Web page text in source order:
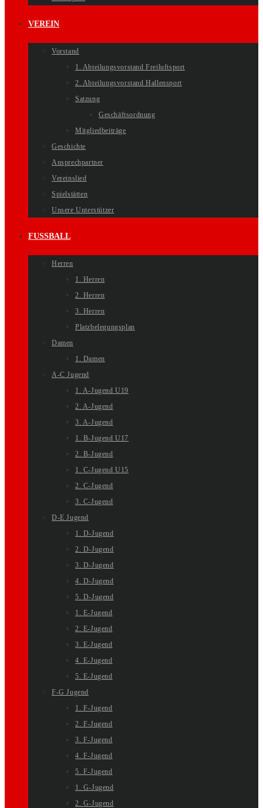
VEREIN
Vorstand
1. Abteilungsvorstand Freiluftsport
2. Abteilungsvorstand Hallensport
Satzung
Geschäftsordnung
Mitgliedbeiträge
Geschichte
Ansprechpartner
Vereinslied
Spielstätten
Unsere Unterstützer
FUSSBALL
Herren
1. Herren
2. Herren
3. Herren
Platzbelegungsplan
Damen
1. Damen
A-C Jugend
1. A-Jugend U19
2. A-Jugend
3. A-Jugend
1. B-Jugend U17
2. B-Jugend
1. C-Jugend U15
2. C-Jugend
3. C-Jugend
D-E Jugend
1. D-Jugend
2. D-Jugend
3. D-Jugend
4. D-Jugend
5. D-Jugend
1. E-Jugend
2. E-Jugend
3. E-Jugend
4. E-Jugend
5. E-Jugend
F-G Jugend
1. F-Jugend
2. F-Jugend
3. F-Jugend
4. F-Jugend
5. F-Jugend
1. G-Jugend
2. G-Jugend